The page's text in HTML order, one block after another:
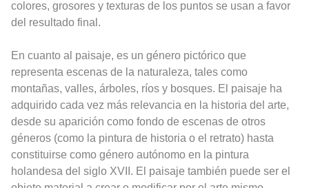
colores, grosores y texturas de los puntos se usan a favor
del resultado final.
En cuanto al paisaje, es un género pictórico que
representa escenas de la naturaleza, tales como
montañas, valles, árboles, ríos y bosques. El paisaje ha
adquirido cada vez más relevancia en la historia del arte,
desde su aparición como fondo de escenas de otros
géneros (como la pintura de historia o el retrato) hasta
constituirse como género autónomo en la pintura
holandesa del siglo XVII. El paisaje también puede ser el